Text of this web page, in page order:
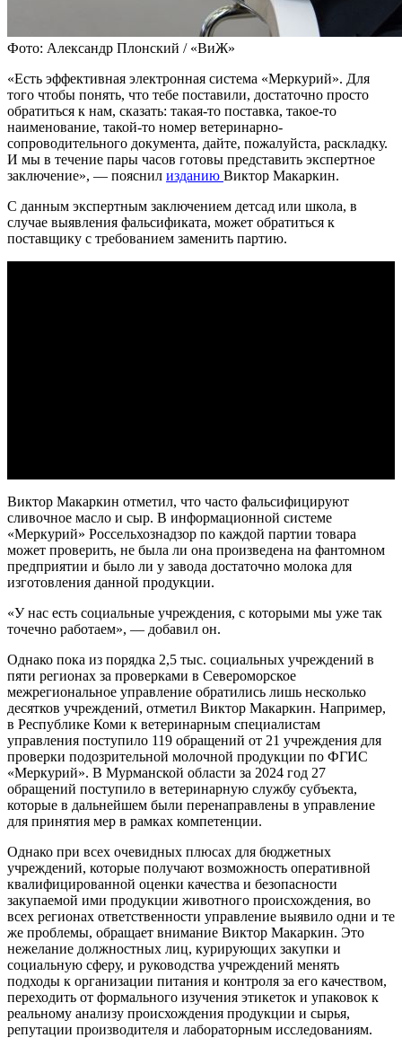
Фото: Александр Плонский / «ВиЖ»
«Есть эффективная электронная система «Меркурий». Для
того чтобы понять, что тебе поставили, достаточно просто
обратиться к нам, сказать: такая-то поставка, такое-то
наименование, такой-то номер ветеринарно-
сопроводительного документа, дайте, пожалуйста, раскладку.
И мы в течение пары часов готовы представить экспертное
заключение», — пояснил изданию Виктор Макаркин.
С данным экспертным заключением детсад или школа, в
случае выявления фальсификата, может обратиться к
поставщику с требованием заменить партию.
Виктор Макаркин отметил, что часто фальсифицируют
сливочное масло и сыр. В информационной системе
«Меркурий» Россельхознадзор по каждой партии товара
может проверить, не была ли она произведена на фантомном
предприятии и было ли у завода достаточно молока для
изготовления данной продукции.
«У нас есть социальные учреждения, с которыми мы уже так
точечно работаем», — добавил он.
Однако пока из порядка 2,5 тыс. социальных учреждений в
пяти регионах за проверками в Североморское
межрегиональное управление обратились лишь несколько
десятков учреждений, отметил Виктор Макаркин. Например,
в Республике Коми к ветеринарным специалистам
управления поступило 119 обращений от 21 учреждения для
проверки подозрительной молочной продукции по ФГИС
«Меркурий». В Мурманской области за 2024 год 27
обращений поступило в ветеринарную службу субъекта,
которые в дальнейшем были перенаправлены в управление
для принятия мер в рамках компетенции.
Однако при всех очевидных плюсах для бюджетных
учреждений, которые получают возможность оперативной
квалифицированной оценки качества и безопасности
закупаемой ими продукции животного происхождения, во
всех регионах ответственности управление выявило одни и те
же проблемы, обращает внимание Виктор Макаркин. Это
нежелание должностных лиц, курирующих закупки и
социальную сферу, и руководства учреждений менять
подходы к организации питания и контроля за его качеством,
переходить от формального изучения этикеток и упаковок к
реальному анализу происхождения продукции и сырья,
репутации производителя и лабораторным исследованиям.